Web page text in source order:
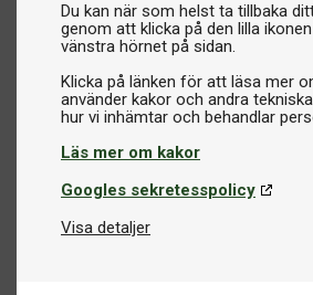
Du kan när som helst ta tillbaka
genom att klicka på den lilla
vänstra hörnet på sidan.
Klicka på länken för att läsa mer
använder kakor och andra
Läs mer om kakor
Googles sekretesspolicy
Visa detaljer